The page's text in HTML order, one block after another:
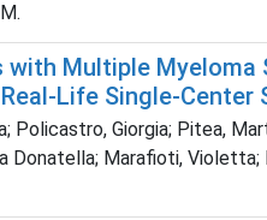
Multiple
Life Single-Center
Giorgia; Pitea,
Donatella; Marafioti,